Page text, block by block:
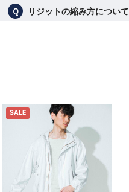
Ｑ リジットの縮み方について
SALE